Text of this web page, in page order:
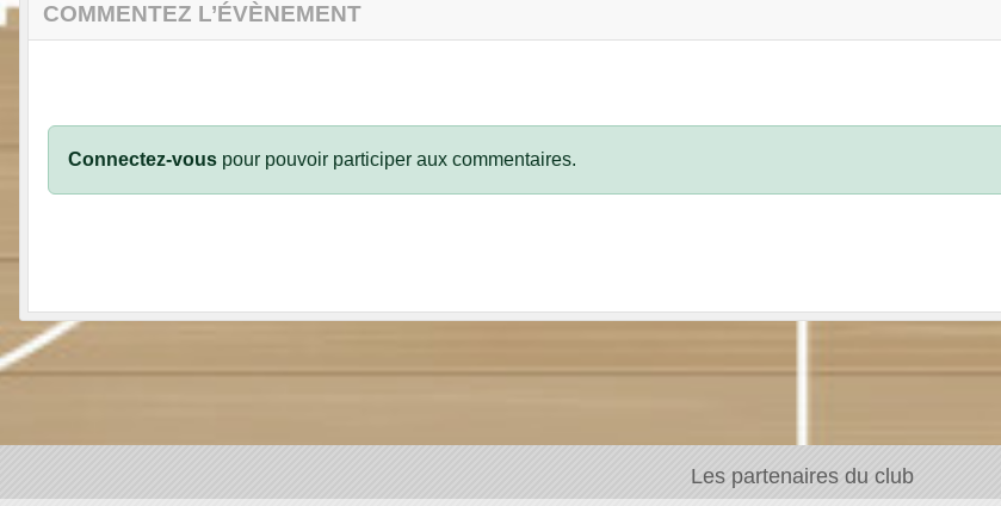
COMMENTEZ L’ÉVÈNEMENT
Connectez-vous pour pouvoir participer aux commentaires.
Les partenaires du club